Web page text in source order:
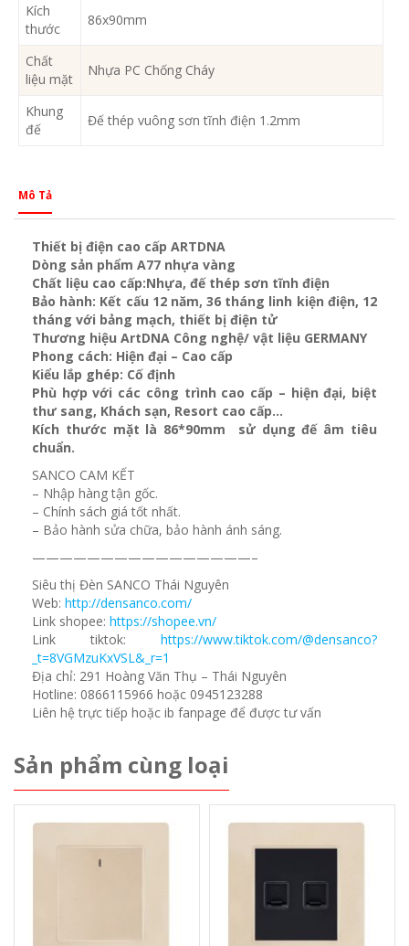
Kích
thước
86x90mm
Chất
liệu mặt
Nhựa PC Chống Cháy
Khung
đế
Đế thép vuông sơn tĩnh điện 1.2mm
Mô Tả
Thiết bị điện cao cấp ARTDNA
Dòng sản phẩm A77 nhựa vàng
Chất liệu cao cấp:Nhựa, đế thép sơn tĩnh điện
Bảo hành: Kết cấu 12 năm, 36 tháng linh kiện điện, 12
tháng với bảng mạch, thiết bị điện tử
Thương hiệu ArtDNA Công nghệ/ vật liệu GERMANY
Phong cách: Hiện đại – Cao cấp
Kiểu lắp ghép: Cố định
Phù hợp với các công trình cao cấp – hiện đại, biệt
thư sang, Khách sạn, Resort cao cấp…
Kích thước mặt là 86*90mm sử dụng đế âm tiêu
chuẩn.
SANCO CAM KẾT
– Nhập hàng tận gốc.
– Chính sách giá tốt nhất.
– Bảo hành sửa chữa, bảo hành ánh sáng.
————————————————–
Siêu thị Đèn SANCO Thái Nguyên
Web: http://densanco.com/
Link shopee: https://shopee.vn/
Link tiktok: https://www.tiktok.com/@densanco?
_t=8VGMzuKxVSL&_r=1
Địa chỉ: 291 Hoàng Văn Thụ – Thái Nguyên
Hotline: 0866115966 hoặc 0945123288
Liên hệ trực tiếp hoặc ib fanpage để được tư vấn
Sản phẩm cùng loại